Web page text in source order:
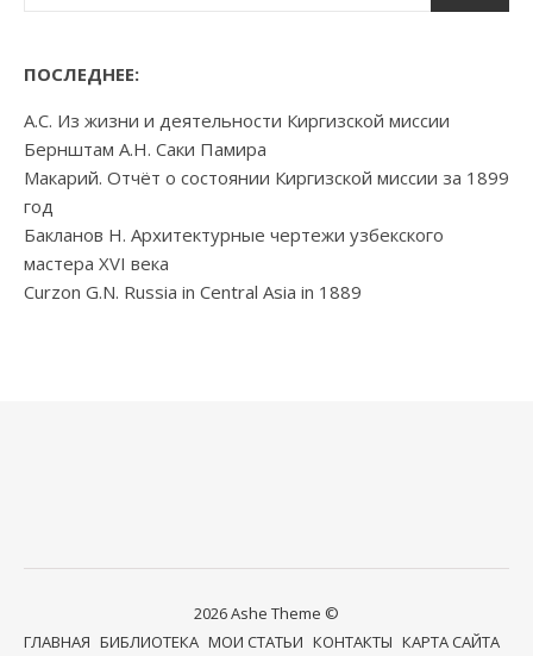
ПОСЛЕДНЕЕ:
А.С. Из жизни и деятельности Киргизской миссии
Бернштам А.Н. Саки Памира
Макарий. Отчёт о состоянии Киргизской миссии за 1899
год
Бакланов Н. Архитектурные чертежи узбекского
мастера XVI века
Curzon G.N. Russia in Central Asia in 1889
2026 Ashe Theme ©
ГЛАВНАЯ БИБЛИОТЕКА МОИ СТАТЬИ КОНТАКТЫ КАРТА САЙТА